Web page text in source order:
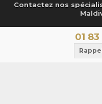
Contactez nos
01